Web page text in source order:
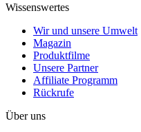
Wissenswertes
Wir und unsere Umwelt
Magazin
Produktfilme
Unsere Partner
Affiliate Programm
Rückrufe
Über uns